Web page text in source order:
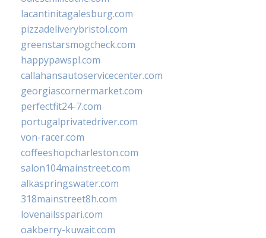
lacantinitagalesburg.com
pizzadeliverybristol.com
greenstarsmogcheck.com
happypawspl.com
callahansautoservicecenter.com
georgiascornermarket.com
perfectfit24-7.com
portugalprivatedriver.com
von-racer.com
coffeeshopcharleston.com
salon104mainstreet.com
alkaspringswater.com
318mainstreet8h.com
lovenailsspari.com
oakberry-kuwait.com